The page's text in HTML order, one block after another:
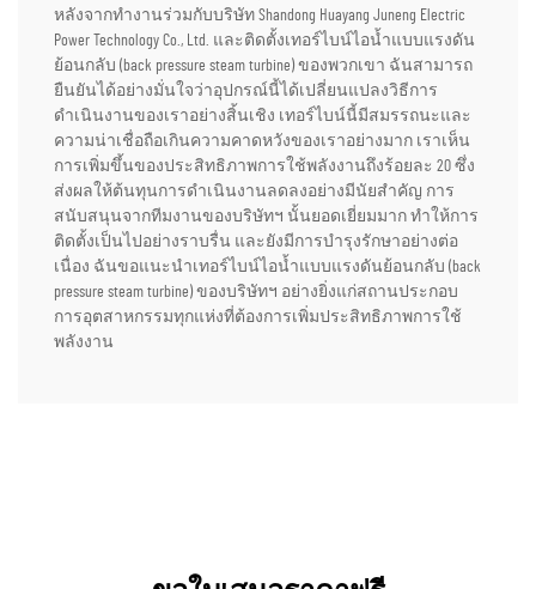
หลังจากทำงานร่วมกับบริษัท Shandong Huayang Juneng Electric
Power Technology Co., Ltd. และติดตั้งเทอร์ไบน์ไอน้ำแบบแรงดัน
ย้อนกลับ (back pressure steam turbine) ของพวกเขา ฉันสามารถ
ยืนยันได้อย่างมั่นใจว่าอุปกรณ์นี้ได้เปลี่ยนแปลงวิธีการ
ดำเนินงานของเราอย่างสิ้นเชิง เทอร์ไบน์นี้มีสมรรถนะและ
ความน่าเชื่อถือเกินความคาดหวังของเราอย่างมาก เราเห็น
การเพิ่มขึ้นของประสิทธิภาพการใช้พลังงานถึงร้อยละ 20 ซึ่ง
ส่งผลให้ต้นทุนการดำเนินงานลดลงอย่างมีนัยสำคัญ การ
สนับสนุนจากทีมงานของบริษัทฯ นั้นยอดเยี่ยมมาก ทำให้การ
ติดตั้งเป็นไปอย่างราบรื่น และยังมีการบำรุงรักษาอย่างต่อ
เนื่อง ฉันขอแนะนำเทอร์ไบน์ไอน้ำแบบแรงดันย้อนกลับ (back
pressure steam turbine) ของบริษัทฯ อย่างยิ่งแก่สถานประกอบ
การอุตสาหกรรมทุกแห่งที่ต้องการเพิ่มประสิทธิภาพการใช้
พลังงาน